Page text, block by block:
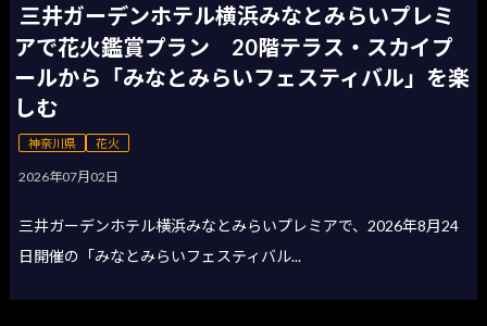
三井ガーデンホテル横浜みなとみらいプレミ
アで花火鑑賞プラン 20階テラス・スカイプ
ールから「みなとみらいフェスティバル」を楽
しむ
神奈川県 花火
2026年07月02日
三井ガーデンホテル横浜みなとみらいプレミアで、2026年8月24
日開催の「みなとみらいフェスティバル...